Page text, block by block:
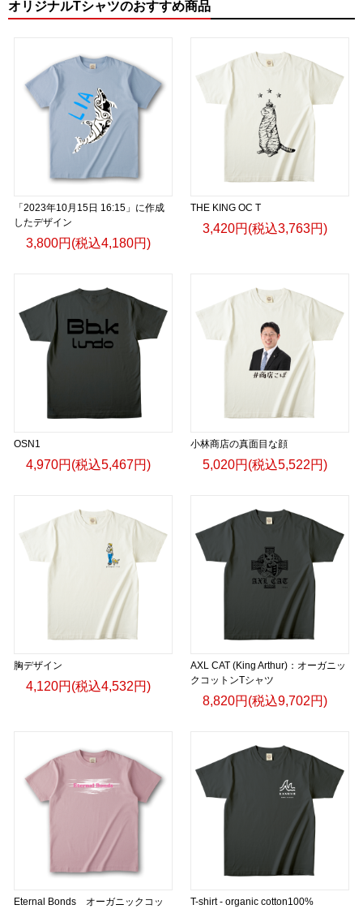
オリジナルTシャツのおすすめ商品
「2023年10月15日 16:15」に作成
したデザイン
3,800円(税込4,180円)
THE KING OC T
3,420円(税込3,763円)
OSN1
4,970円(税込5,467円)
小林商店の真面目な顔
5,020円(税込5,522円)
胸デザイン
4,120円(税込4,532円)
AXL CAT (King Arthur)：オーガニッ
クコットンTシャツ
8,820円(税込9,702円)
Eternal Bonds オーガニックコッ
T-shirt - organic cotton100%